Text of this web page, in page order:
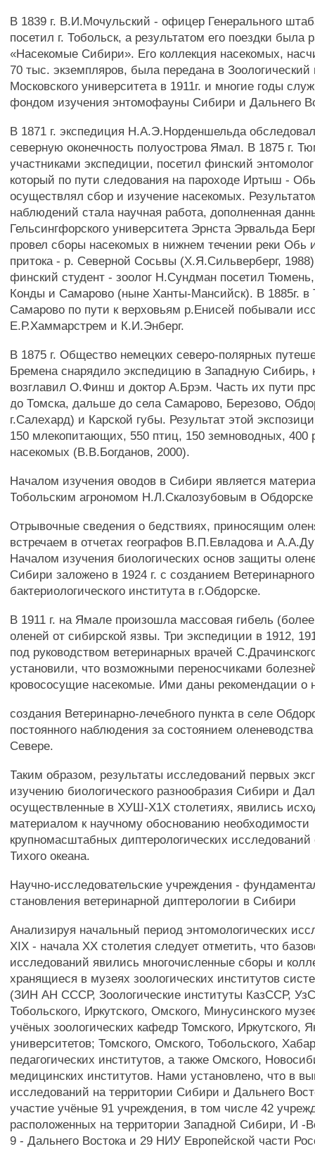
В 1839 г. В.И.Мочульский - офицер Генерального
посетил г. Тобольск, а результатом его поездки была
«Насекомые Сибири». Его коллекция насекомых,
70 тыс. экземпляров, была передана в Зоологический
Московского университета в 1911г. и многие годы
фондом изучения энтомофауны Сибири и Дальнего
В 1871 г. экспедиция Н.А.Э.Норденшельда
северную оконечность полуострова Ямал. В 1875 г.
участниками экспедиции, посетил финский
который по пути следования на пароходе Иртыш -
осуществлял сбор и изучение насекомых.
наблюдений стала научная работа, дополненная
Гельсингфорского университета Эрнста Эрвальда
провел сборы насекомых в нижнем течении реки Обь
притока - р. Северной Сосьвы (Х.Я.Сильверберг,
финский студент - зоолог Н.Сундман посетил
Конды и Самарово (ныне Ханты-Мансийск). В 1885г.
Самарово по пути к верховьям р.Енисей побывали
Е.Р.Хаммарстрем и К.И.Энберг.
В 1875 г. Общество немецких северо-полярных
Бремена снарядило экспедицию в Западную Сибирь,
возглавил О.Финш и доктор А.Брэм. Часть их пути
до Томска, дальше до села Самарово, Березово,
г.Салехард) и Карской губы. Результат этой
150 млекопитающих, 550 птиц, 150 земноводных, 400
насекомых (В.В.Богданов, 2000).
Началом изучения оводов в Сибири является
Тобольским агрономом Н.Л.Скалозубовым в Обдорске
Отрывочные сведения о бедствиях, приносящим
встречаем в отчетах географов В.П.Евладова и
Началом изучения биологических основ защиты
Сибири заложено в 1924 г. с созданием Ветеринарного
бактериологического института в г.Обдорске.
В 1911 г. на Ямале произошла массовая гибель
оленей от сибирской язвы. Три экспедиции в 1912,
под руководством ветеринарных врачей
установили, что возможными переносчиками
кровососущие насекомые. Ими даны рекомендации о
создания Ветеринарно-лечебного пункта в селе
постоянного наблюдения за состоянием
Севере.
Таким образом, результаты исследований первых
изучению биологического разнообразия Сибири и
осуществленные в ХУШ-Х1Х столетиях, явились
материалом к научному обоснованию необходимости
крупномасштабных диптерологических
Тихого океана.
Научно-исследовательские учреждения -
становления ветеринарной диптерологии в Сибири
Анализируя начальный период энтомологических
XIX - начала XX столетия следует отметить, что
исследований явились многочисленные сборы и
хранящиеся в музеях зоологических институтов
(ЗИН АН СССР, Зоологические институты КазССР,
Тобольского, Иркутского, Омского, Минусинского
учёных зоологических кафедр Томского, Иркутского,
университетов; Томского, Омского, Тобольского,
педагогических институтов, а также Омского,
медицинских институтов. Нами установлено, что в
исследований на территории Сибири и Дальнего
участие учёные 91 учреждения, в том числе 42
расположенных на территории Западной Сибири, И -
9 - Дальнего Востока и 29 НИУ Европейской части